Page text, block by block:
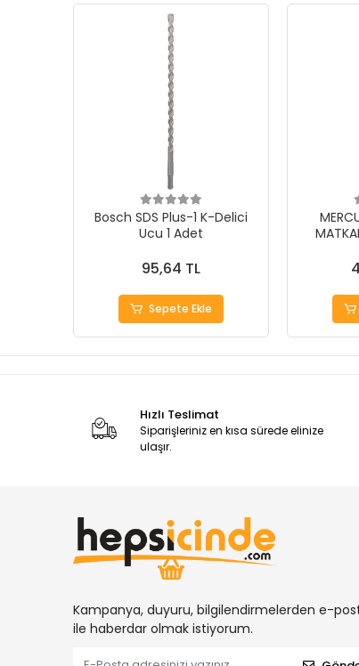
Bosch SDS Plus-1 K-Delici
Ucu 1 Adet
95,64 TL
Sepete Ekle
Hızlı Teslimat
Siparişleriniz en kısa sürede elinize
ulaşır.
Kampanya, duyuru, bilgilendirmelerden e-
ile haberdar olmak istiyorum.